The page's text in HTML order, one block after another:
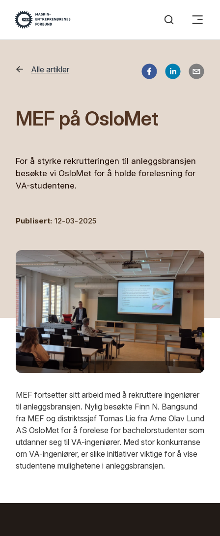
Alle artikler
MEF på OsloMet
For å styrke rekrutteringen til anleggsbransjen
besøkte vi OsloMet for å holde forelesning for
VA-studentene.
Publisert: 12-03-2025
MEF fortsetter sitt arbeid med å rekruttere ingeniører
til anleggsbransjen. Nylig besøkte Finn N. Bangsund
fra MEF og distriktssjef Tomas Lie fra Arne Olav Lund
AS OsloMet for å forelese for bachelorstudenter som
utdanner seg til VA-ingeniører. Med stor konkurranse
om VA-ingeniører, er slike initiativer viktige for å vise
studentene mulighetene i anleggsbransjen.